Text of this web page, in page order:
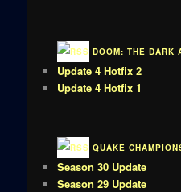
DOOM: THE DARK
Update 4 Hotfix 2
Update 4 Hotfix 1
QUAKE
Season 30 Update
Season 29 Update